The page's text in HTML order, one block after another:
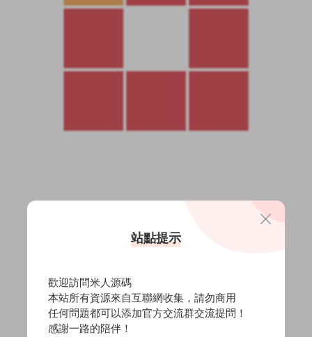
站點提示
歡迎訪問米人源碼
本站所有資源來自互聯網收集，請勿商用
任何問題都可以添加官方交流群交流提問！
感謝一路的陪伴！